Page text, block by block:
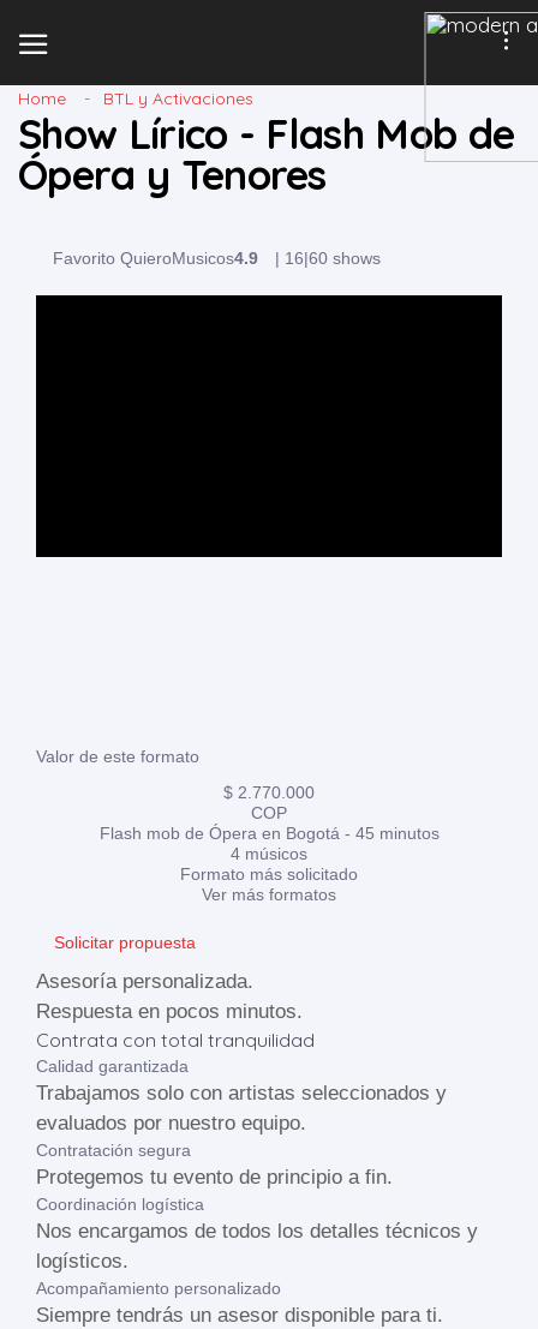
Home BTL y Activaciones
Show Lírico - Flash Mob de
Ópera y Tenores
Favorito QuieroMusicos4.9 | 16|60 shows
Valor de este formato
$ 2.770.000
COP
Flash mob de Ópera en Bogotá - 45 minutos
4 músicos
Formato más solicitado
Ver más formatos
Solicitar propuesta
Asesoría personalizada.
Respuesta en pocos minutos.
Contrata con total tranquilidad
Calidad garantizada
Trabajamos solo con artistas seleccionados y
evaluados por nuestro equipo.
Contratación segura
Protegemos tu evento de principio a fin.
Coordinación logística
Nos encargamos de todos los detalles técnicos y
logísticos.
Acompañamiento personalizado
Siempre tendrás un asesor disponible para ti.